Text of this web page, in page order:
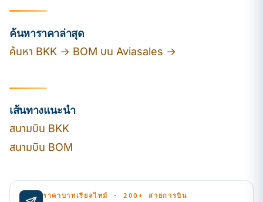
ค้นหาราคาล่าสุด
ค้นหา BKK → BOM บน Aviasales →
เส้นทางแนะนำ
สนามบิน BKK
สนามบิน BOM
ราคาบาทเรียลไทม์ · 200+ สายการบิน